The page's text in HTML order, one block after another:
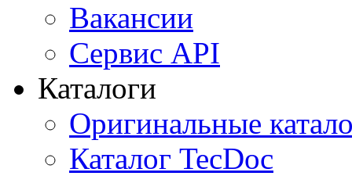
Вакансии
Сервис API
Каталоги
Оригинальные
Каталог TecDoc